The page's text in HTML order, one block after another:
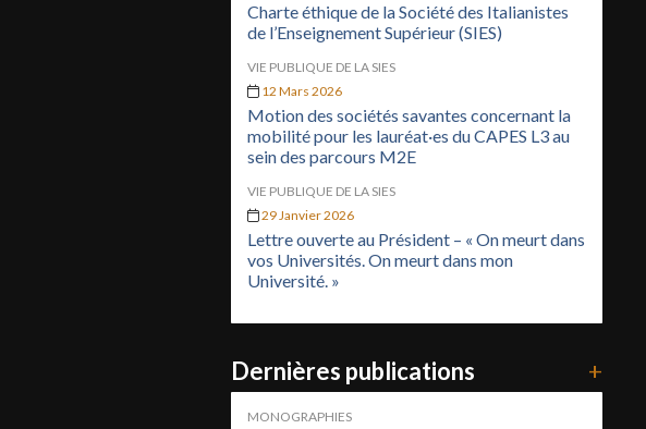
Charte éthique de la Société des Italianistes
de l’Enseignement Supérieur (SIES)
VIE PUBLIQUE DE LA SIES
12 Mars 2026
Motion des sociétés savantes concernant la
mobilité pour les lauréat·es du CAPES L3 au
sein des parcours M2E
VIE PUBLIQUE DE LA SIES
29 Janvier 2026
Lettre ouverte au Président – « On meurt dans
vos Universités. On meurt dans mon
Université. »
Dernières publications +
MONOGRAPHIES